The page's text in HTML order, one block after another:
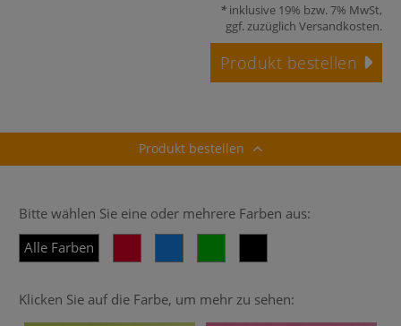
inklusive 19% bzw. 7% MwSt,
ggf. zuzüglich Versandkosten.
Produkt bestellen
Produkt bestellen
Bitte wählen Sie eine oder mehrere Farben aus:
Alle Farben
Klicken Sie auf die Farbe, um mehr zu sehen: